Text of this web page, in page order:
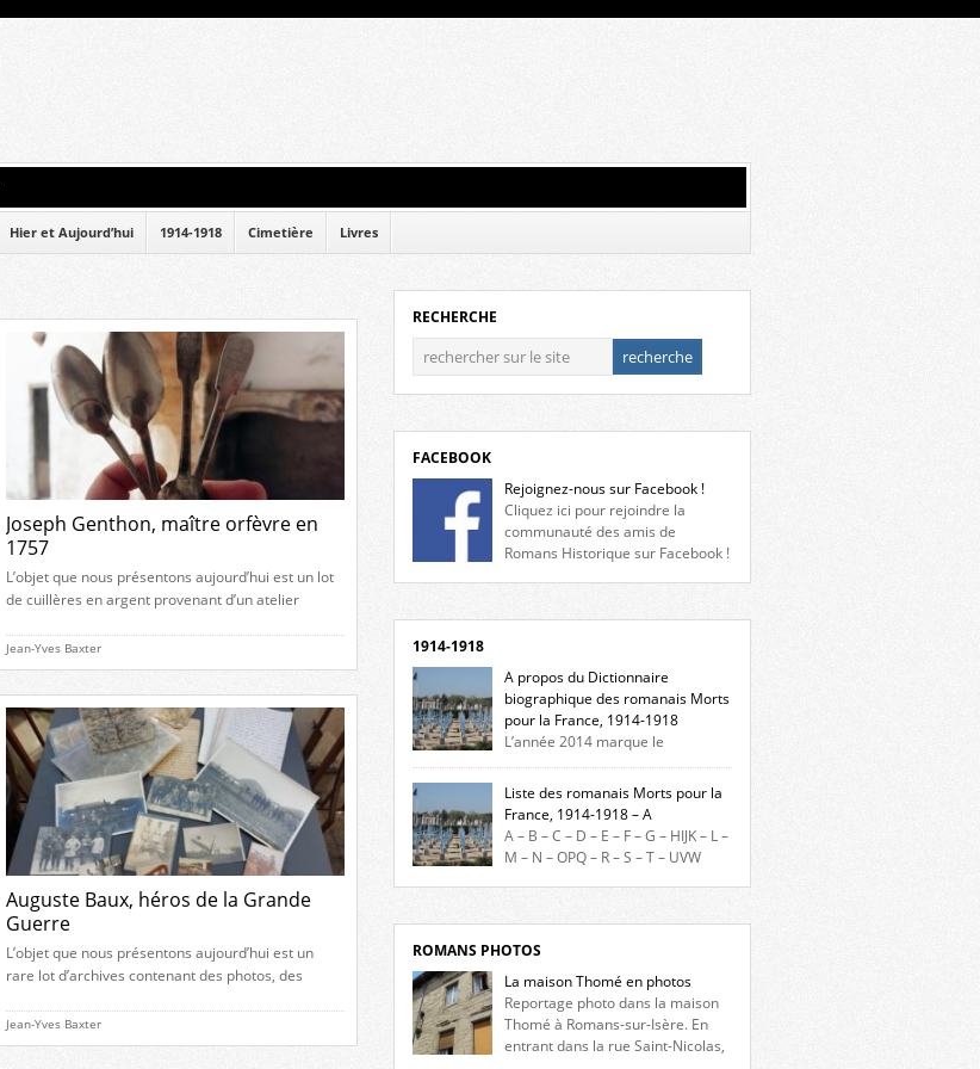
Hier et Aujourd’hui 1914-1918 Cimetière Livres
Joseph Genthon, maître orfèvre en
1757
L’objet que nous présentons aujourd’hui est un lot
de cuillères en argent provenant d’un atelier
connu à ce jour d’argenterie romanaise de cette
époque. Un maître orfèvre romanais Né à Romans
le 31 mars 1734, Joseph Genthon appartient à une
lignée d’artisans spécialisés dans le travail de […]
Jean-Yves Baxter
Auguste Baux, héros de la Grande
Guerre
L’objet que nous présentons aujourd’hui est un
rare lot d’archives contenant des photos, des
d’évasion de l’aviateur Auguste Baux. Naissance
d’un héros Chaque guerre révèle des figures dont
Jean-Yves Baxter
RECHERCHE
FACEBOOK
Rejoignez-nous sur Facebook !
Cliquez ici pour rejoindre la
communauté des amis de
Romans Historique sur Facebook !
1914-1918
A propos du Dictionnaire
biographique des romanais Morts
pour la France, 1914-1918
L’année 2014 marque le
centenaire du début de la Première Guerre
Mondiale et ce dictionnaire biographique veut
rendre hommage aux romanais Morts pour la
France durant ce conflit. La base de cette
recherche historique est constituée des noms
gravés sur les plaques commémoratives de
l’Hôtel de Ville, du lycée du Dauphiné et du lycée
Liste des romanais Morts pour la
France, 1914-1918 – A
A – B – C – D – E – F – G – HIJK – L –
M – N – OPQ – R – S – T – UVW
par cette lettre. Liste des romanais […]
ROMANS PHOTOS
La maison Thomé en photos
Reportage photo dans la maison
Thomé à Romans-sur-Isère. En
entrant dans la rue Saint-Nicolas,